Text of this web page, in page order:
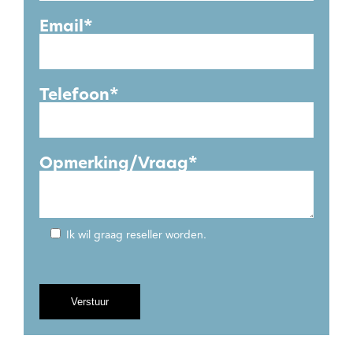
Email*
Telefoon*
Opmerking/Vraag*
Ik wil graag reseller worden.